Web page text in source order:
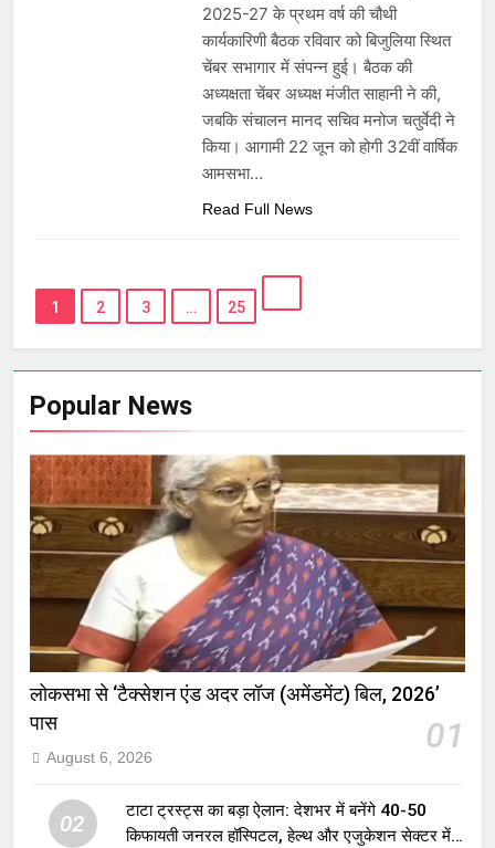
2025-27 के प्रथम वर्ष की चौथी
कार्यकारिणी बैठक रविवार को बिजुलिया स्थित
चेंबर सभागार में संपन्न हुई। बैठक की
अध्यक्षता चेंबर अध्यक्ष मंजीत साहानी ने की,
जबकि संचालन मानद सचिव मनोज चतुर्वेदी ने
किया। आगामी 22 जून को होगी 32वीं वार्षिक
आमसभा…
Read Full News
1 2 3 … 25
Popular News
लोकसभा से ‘टैक्सेशन एंड अदर लॉज (अमेंडमेंट) बिल, 2026’
पास
01
August 6, 2026
02
टाटा ट्रस्ट्स का बड़ा ऐलान: देशभर में बनेंगे 40-50
किफायती जनरल हॉस्पिटल, हेल्थ और एजुकेशन सेक्टर में